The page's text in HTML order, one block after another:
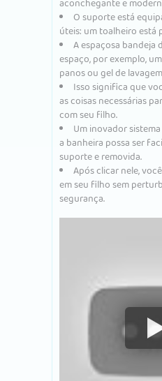
aconchegante e
O suporte está
úteis: um toalheiro está
A espaçosa bandeja
espaço, por exemplo,
panos ou gel de
Isso significa que
as coisas necessárias
com seu filho.
Um inovador
a banheira possa ser
suporte e removida.
Após clicar nele,
em seu filho sem
segurança.